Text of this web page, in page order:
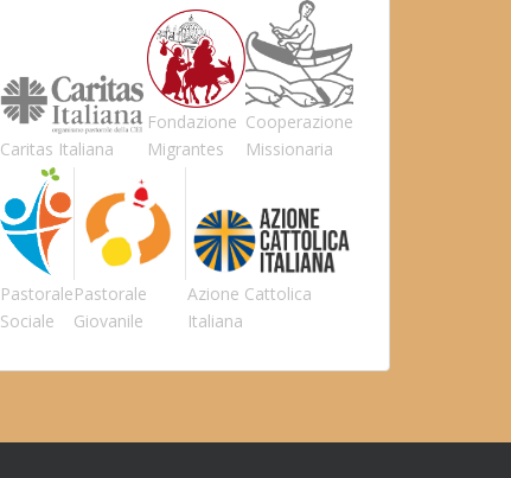
Caritas Italiana
Fondazione
Migrantes
Cooperazione
Missionaria
Pastorale
Sociale
Pastorale
Giovanile
Azione Cattolica
Italiana